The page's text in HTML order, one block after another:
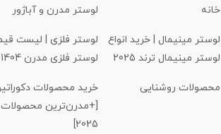
خانه لوستر مدرن و آباژور
لوستر مینیمال | خرید انواع
لوستر مینیمال ترند 2025
لوستر فلزی | لیست
لوستر فلزی مدرن 1404
محصولات روشنایی
خرید محصولات
[+مدرن‌ترین محصولات
2025]